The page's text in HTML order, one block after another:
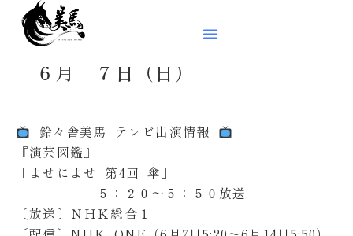
６月 ７日（日）
鈴々舎美馬 テレビ出演情報
『演芸図鑑』
「よせによせ 第4回 傘」
５：２０～５：５０放送
〔放送〕ＮＨＫ総合１